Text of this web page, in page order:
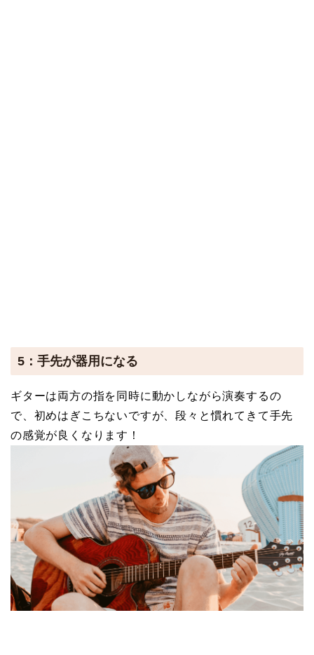
5：手先が器用になる
ギターは両方の指を同時に動かしながら演奏するの
で、初めはぎこちないですが、段々と慣れてきて手先
の感覚が良くなります！